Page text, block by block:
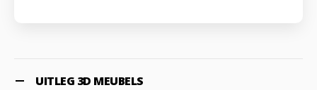
UITLEG 3D MEUBELS